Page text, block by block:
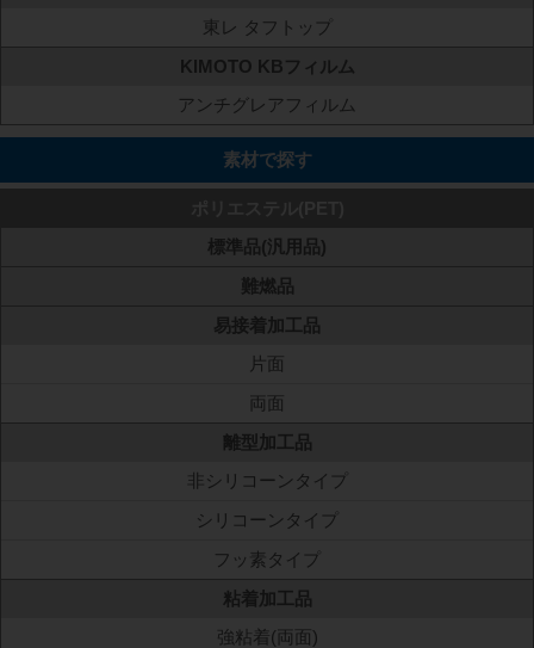
東レ タフトップ
KIMOTO KBフィルム
アンチグレアフィルム
素材で探す
標準品(汎用品)
難燃品
易接着加工品
片面
両面
離型加工品
非シリコーンタイプ
シリコーンタイプ
フッ素タイプ
粘着加工品
強粘着(両面)